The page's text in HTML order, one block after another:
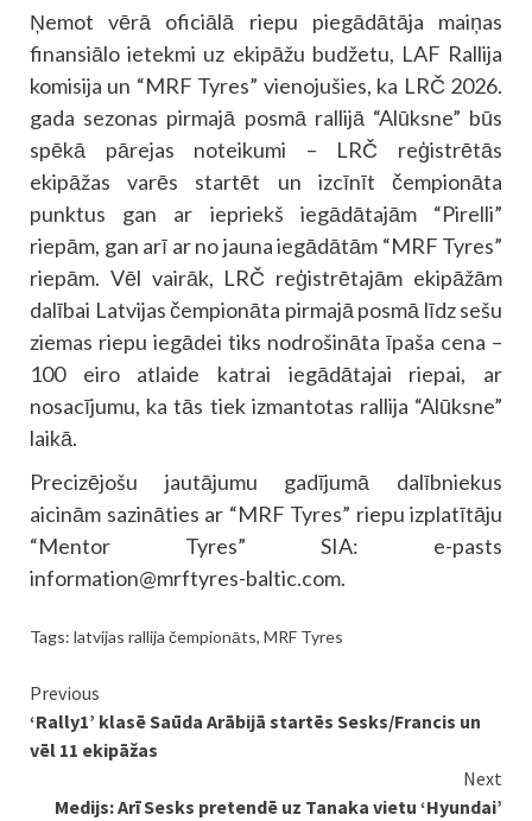
Ņemot vērā oficiālā riepu piegādātāja maiņas
finansiālo ietekmi uz ekipāžu budžetu, LAF Rallija
komisija un “MRF Tyres” vienojušies, ka LRČ 2026.
gada sezonas pirmajā posmā rallijā “Alūksne” būs
spēkā pārejas noteikumi – LRČ reģistrētās
ekipāžas varēs startēt un izcīnīt čempionāta
punktus gan ar iepriekš iegādātajām “Pirelli”
riepām, gan arī ar no jauna iegādātām “MRF Tyres”
riepām. Vēl vairāk, LRČ reģistrētajām ekipāžām
dalībai Latvijas čempionāta pirmajā posmā līdz sešu
ziemas riepu iegādei tiks nodrošināta īpaša cena –
100 eiro atlaide katrai iegādātajai riepai, ar
nosacījumu, ka tās tiek izmantotas rallija “Alūksne”
laikā.
Precizējošu jautājumu gadījumā dalībniekus
aicinām sazināties ar “MRF Tyres” riepu izplatītāju
“Mentor Tyres” SIA: e-pasts
information@mrftyres-baltic.com.
Tags: latvijas rallija čempionāts, MRF Tyres
Continue
Reading
Previous
‘Rally1’ klasē Saūda Arābijā startēs Sesks/Francis un
vēl 11 ekipāžas
Next
Medijs: Arī Sesks pretendē uz Tanaka vietu ‘Hyundai’